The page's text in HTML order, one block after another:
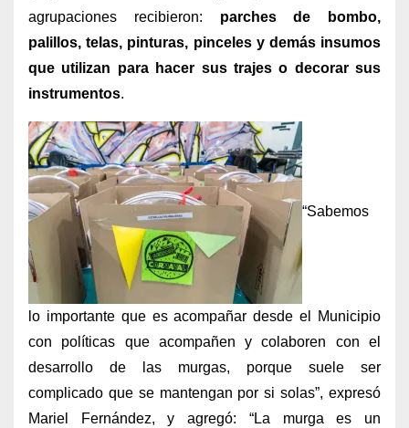
agrupaciones recibieron: parches de bombo,
palillos, telas, pinturas, pinceles y demás insumos
que utilizan para hacer sus trajes o decorar sus
instrumentos.
“Sabemos
lo importante que es acompañar desde el Municipio
con políticas que acompañen y colaboren con el
desarrollo de las murgas, porque suele ser
complicado que se mantengan por si solas”, expresó
Mariel Fernández, y agregó: “La murga es un